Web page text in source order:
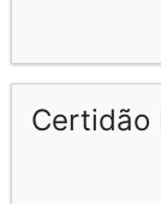
Certidão